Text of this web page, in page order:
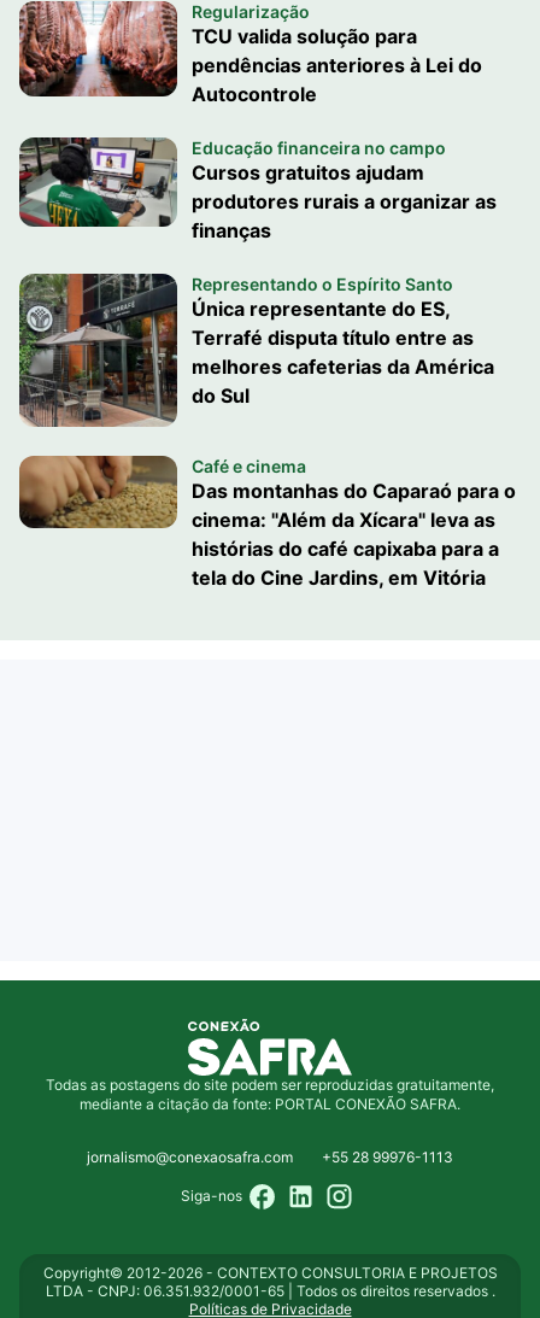
Regularização
TCU valida solução para
pendências anteriores à Lei do
Autocontrole
Educação financeira no campo
Cursos gratuitos ajudam
produtores rurais a organizar as
finanças
Representando o Espírito Santo
Única representante do ES,
Terrafé disputa título entre as
melhores cafeterias da América
do Sul
Café e cinema
Das montanhas do Caparaó para o
cinema: "Além da Xícara" leva as
histórias do café capixaba para a
tela do Cine Jardins, em Vitória
Todas as postagens do site podem ser reproduzidas gratuitamente,
mediante a citação da fonte: PORTAL CONEXÃO SAFRA.
jornalismo@conexaosafra.com +55 28 99976-1113
Siga-nos
Copyright© 2012-2026 - CONTEXTO CONSULTORIA E PROJETOS
LTDA - CNPJ: 06.351.932/0001-65 | Todos os direitos reservados .
Políticas de Privacidade